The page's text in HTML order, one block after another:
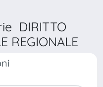
DIRITTO
REGIONALE